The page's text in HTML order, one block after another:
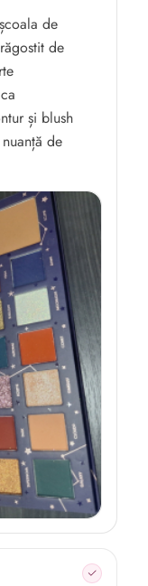
de
de
și blush
de